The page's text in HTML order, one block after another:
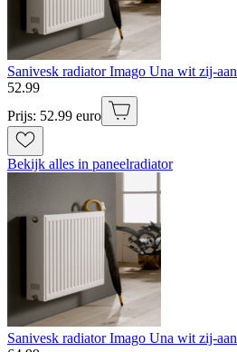
Sanivesk radiator Imago Una wit zij-
52.99
Prijs: 52.99 euro
Bekijk alles in paneelradiator
Sanivesk radiator Imago Una wit zij-